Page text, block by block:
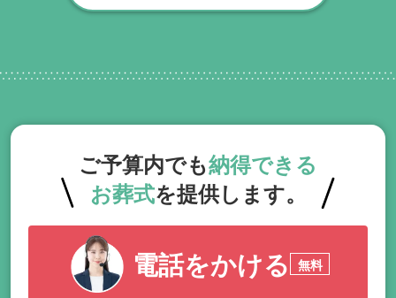
くまでの期間、回数の制限なく、当社の専
ご予算内でも納得できる
お葬式を提供します。
電話をかける 無料